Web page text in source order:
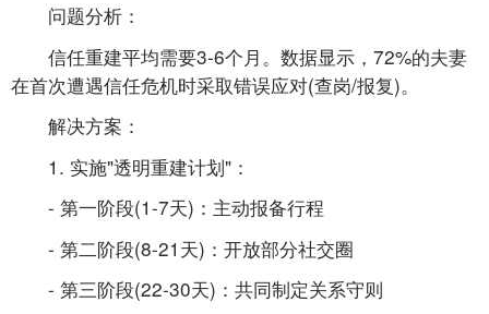
问题分析：
信任重建平均需要3-6个月。数据显示，72%的夫妻
在首次遭遇信任危机时采取错误应对(查岗/报复)。
解决方案：
1. 实施"透明重建计划"：
- 第一阶段(1-7天)：主动报备行程
- 第二阶段(8-21天)：开放部分社交圈
- 第三阶段(22-30天)：共同制定关系守则